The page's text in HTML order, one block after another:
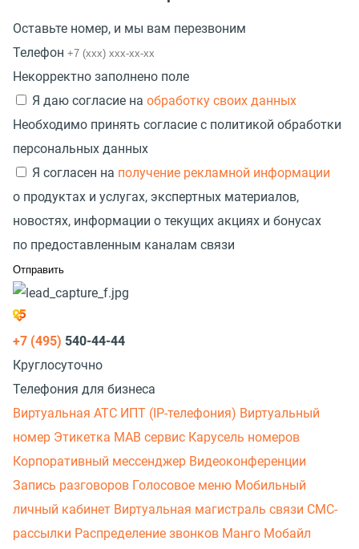
Оставьте номер, и мы вам перезвоним
Телефон
Некорректно заполнено поле
Я даю согласие на обработку своих данных
Необходимо принять согласие с политикой обработки
персональных данных
Я согласен на получение рекламной информации
о продуктах и услугах, экспертных материалов,
новостях, информации о текущих акциях и бонусах
по предоставленным каналам связи
+7 (495) 540-44-44
Круглосуточно
Телефония для бизнеса
Виртуальная АТС ИПТ (IP-телефония) Виртуальный
номер Этикетка МАВ сервис Карусель номеров
Корпоративный мессенджер Видеоконференции
Запись разговоров Голосовое меню Мобильный
личный кабинет Виртуальная магистраль связи СМС-
рассылки Распределение звонков Манго Мобайл